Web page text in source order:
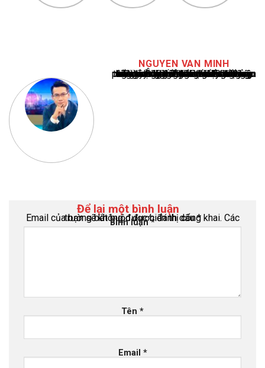
NGUYEN VAN MINH
Nguyễn Văn Minh là một trong những chuyên gia hàng đầu về báo cáo tin tức thể thao tại Việt Nam, với hơn 10 năm hoạt động trong ngành. Ông có kiến thức sâu rộng và kinh nghiệm đáng kể trong việc phân tích và báo cáo về các sự kiện thể thao hàng đầu. Sự hiểu biết sâu sắc của ông về ngành này đã giúp ông xây dựng uy tín và danh tiếng trong cộng đồng báo chí thể thao.
Để lại một bình luận
Email của bạn sẽ không được hiển thị công khai.
Các trường bắt buộc được đánh dấu*
Bình luận*
Tên *
Email *